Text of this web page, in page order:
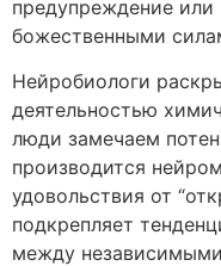
предупреждение или
божественными
Нейробиологи
деятельностью
люди замечаем
производится
удовольствия от
подкрепляет
между